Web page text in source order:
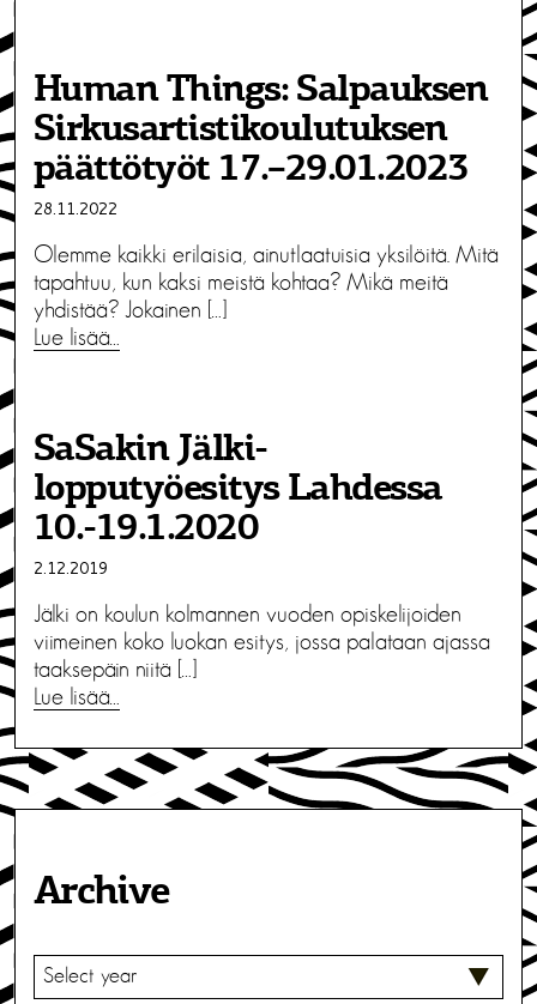
Human Things: Salpauksen
Sirkusartistikoulutuksen
päättötyöt 17.–29.01.2023
28.11.2022
Olemme kaikki erilaisia, ainutlaatuisia yksilöitä. Mitä
tapahtuu, kun kaksi meistä kohtaa? Mikä meitä
yhdistää? Jokainen […]
Lue lisää…
SaSakin Jälki-
lopputyöesitys Lahdessa
10.-19.1.2020
2.12.2019
Jälki on koulun kolmannen vuoden opiskelijoiden
viimeinen koko luokan esitys, jossa palataan ajassa
taaksepäin niitä […]
Lue lisää…
Archive
V